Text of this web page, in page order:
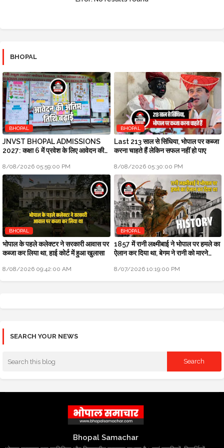
BHOPAL
BHOPAL
JNVST BHOPAL ADMISSIONS
2027: कक्षा 6 में प्रवेश के लिए आवेदन की
8/08/2026 05:59:00 PM
BHOPAL
Last 213 साल से सिंधिया, भोपाल पर कब्जा
करना चाहते हैं लेकिन सफल नहीं हो पाए
8/08/2026 05:30:00 PM
BHOPAL
भोपाल के पहले कलेक्टर ने सरकारी आवास पर
कब्जा कर लिया था, हाई कोर्ट में हुआ खुलासा
8/08/2026 09:42:00 AM
BHOPAL
1857 में रानी लक्ष्मीबाई ने भोपाल पर हमले का
ऐलान कर दिया था, बेगम ने रानी को मारने
8/07/2026 10:19:00 PM
SEARCH YOUR NEWS
Bhopal Samachar